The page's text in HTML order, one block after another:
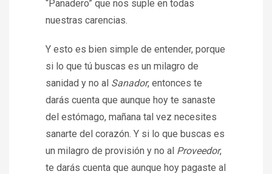
“Panadero” que nos suple en todas
nuestras carencias.
Y esto es bien simple de entender, porque
si lo que tú buscas es un milagro de
sanidad y no al Sanador, entonces te
darás cuenta que aunque hoy te sanaste
del estómago, mañana tal vez necesites
sanarte del corazón. Y si lo que buscas es
un milagro de provisión y no al Proveedor,
te darás cuenta que aunque hoy pagaste al